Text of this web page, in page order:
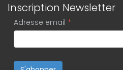
Inscription Newsletter
Adresse email *